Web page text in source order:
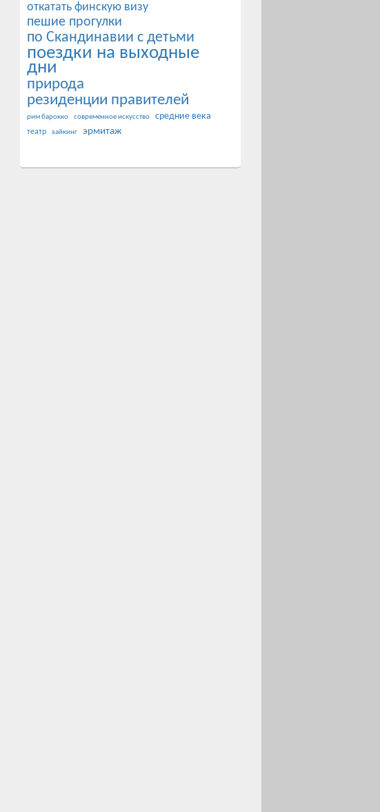
откатать финскую визу
пешие прогулки
по Скандинавии с детьми
поездки на выходные
дни
природа
резиденции правителей
рим барокко современное искусство средние века
театр хайкинг эрмитаж